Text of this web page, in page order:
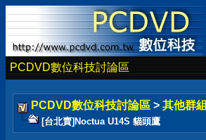
PCDVD數位科技討論區
PCDVD數位科技討論區 > 其他群組
[台北賣]Noctua U14S 貓頭鷹